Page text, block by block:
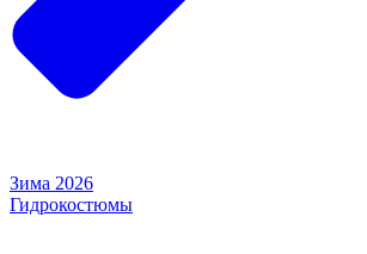
Зима 2026
Гидрокостюмы